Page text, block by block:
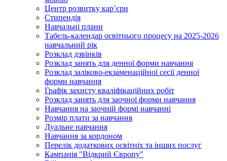
Центр розвитку кар’єри
Стипендія
Навчальні плани
Табель-календар освітнього процесу на 2025-2026
навчальний рік
Розклад дзвінків
Розклад занять для денної форми навчання
Розклад заліково-екзаменаційної сесії денної
форми навчання
Графік захисту кваліфікаційних робіт
Розклад занять для заочної форми навчання
Навчання на заочній формі навчанні
Розмір плати за навчання
Дуальне навчання
Навчання за кордоном
Перелік додаткових освітніх та інших послуг
Кампанія "Відкрий Європу"